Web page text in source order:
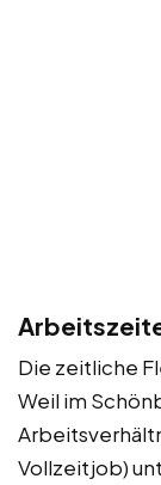
Die zeitliche
Weil im
Vollzeitjob)